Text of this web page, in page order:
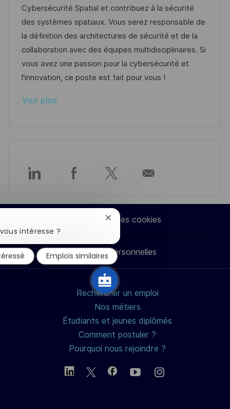
i
s
a
t
i
o
d
’
a
f
f
i
h
r
e
n
c
e
d
é
g
o
r
i
e
Cybersécurité Spatial et contribuez à la sécurité
des systèmes spatiaux. Vous serez responsable de
la définition des architectures de sécurité et de la
collaboration avec des équipes multidisciplinaires. Si
vous avez une passion pour la cybersécurité et
l'innovation, ce poste est fait pour vous !
Voir plus
Partager
via
LinkedIn
Partager
via
Facebook
Partager
via
twitter
par
e-
mail
Paramètres des cookies
Données personnelles
Rechercher un emploi
Nos métiers
Étudiants et jeunes diplômés
Comment postuler ?
Pourquoi nous rejoindre ?
intéresse ?
Fermer
notification
du
chatbot
Emplois similaires